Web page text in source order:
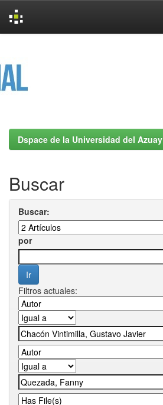
Dspace de la Universidad del Azuay
Buscar
Buscar:
por
Filtros actuales: